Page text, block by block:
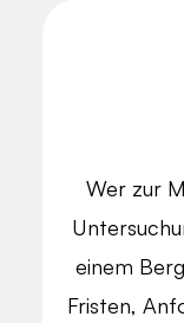
Wer zur
einem
Fristen,